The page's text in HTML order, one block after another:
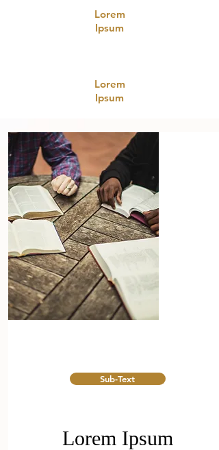
Lorem
Ipsum
Lorem
Ipsum
Sub-Text
Lorem Ipsum